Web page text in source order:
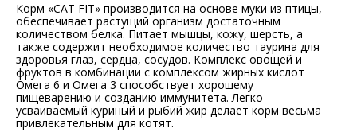
Корм «CAT FIT» производится на основе муки из птицы,
обеспечивает растущий организм достаточным
количеством белка. Питает мышцы, кожу, шерсть, а
также содержит необходимое количество таурина для
здоровья глаз, сердца, сосудов. Комплекс овощей и
фруктов в комбинации с комплексом жирных кислот
Омега 6 и Омега 3 способствует хорошему
пищеварению и созданию иммунитета. Легко
усваиваемый куриный и рыбий жир делает корм весьма
привлекательным для котят.